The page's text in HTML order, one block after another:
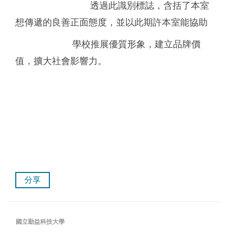
透過此識別標誌，含括了本室
想傳遞的良善正面態度，並以此期許本室能協助
學校推展優質形象，建立品牌價
值，擴大社會影響力。
分享
國立勤益科技大學